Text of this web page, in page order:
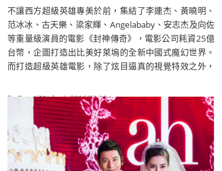
不讓西方超級英雄專美於前，集結了李連杰、黃曉明、
范冰冰、古天樂、梁家輝、Angelababy、安志杰及向佐
等重量級演員的電影《封神傳奇》，電影公司耗資25億
台幣，企圖打造出比美好萊塢的全新中國式魔幻世界。
而打造超級英雄電影，除了炫目逼真的視覺特效之外，
讓演員們吃足了苦頭。
ByBeautiMode| 2016/08/10